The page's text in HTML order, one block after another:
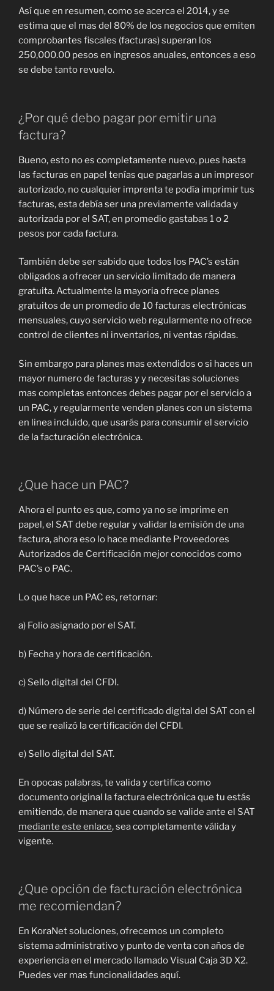
Así que en resumen, como se acerca el 2014, y se
estima que el mas del 80% de los negocios que emiten
comprobantes fiscales (facturas) superan los
250,000.00 pesos en ingresos anuales, entonces a eso
se debe tanto revuelo.
¿Por qué debo pagar por emitir una
factura?
Bueno, esto no es completamente nuevo, pues hasta
las facturas en papel tenías que pagarlas a un impresor
autorizado, no cualquier imprenta te podía imprimir tus
facturas, esta debía ser una previamente validada y
autorizada por el SAT, en promedio gastabas 1 o 2
pesos por cada factura.
También debe ser sabido que todos los PAC’s están
obligados a ofrecer un servicio limitado de manera
gratuita. Actualmente la mayoria ofrece planes
gratuitos de un promedio de 10 facturas electrónicas
mensuales, cuyo servicio web regularmente no ofrece
control de clientes ni inventarios, ni ventas rápidas.
Sin embargo para planes mas extendidos o si haces un
mayor numero de facturas y y necesitas soluciones
mas completas entonces debes pagar por el servicio a
un PAC, y regularmente venden planes con un sistema
en linea incluido, que usarás para consumir el servicio
de la facturación electrónica.
¿Que hace un PAC?
Ahora el punto es que, como ya no se imprime en
papel, el SAT debe regular y validar la emisión de una
factura, ahora eso lo hace mediante Proveedores
Autorizados de Certificación mejor conocidos como
PAC’s o PAC.
Lo que hace un PAC es, retornar:
a) Folio asignado por el SAT.
b) Fecha y hora de certificación.
c) Sello digital del CFDI.
d) Número de serie del certificado digital del SAT con el
que se realizó la certificación del CFDI.
e) Sello digital del SAT.
En opocas palabras, te valida y certifica como
documento original la factura electrónica que tu estás
emitiendo, de manera que cuando se valide ante el SAT
mediante este enlace, sea completamente válida y
vigente.
¿Que opción de facturación electrónica
me recomiendan?
En KoraNet soluciones, ofrecemos un completo
sistema administrativo y punto de venta con años de
experiencia en el mercado llamado Visual Caja 3D X2.
Puedes ver mas funcionalidades aquí.